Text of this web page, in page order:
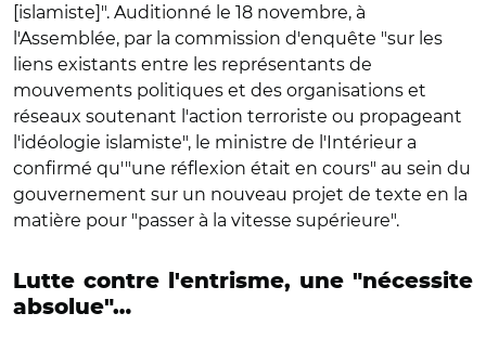
[islamiste]". Auditionné le 18 novembre, à
l'Assemblée, par la commission d'enquête "sur les
liens existants entre les représentants de
mouvements politiques et des organisations et
réseaux soutenant l'action terroriste ou propageant
l'idéologie islamiste", le ministre de l'Intérieur a
confirmé qu'"une réflexion était en cours" au sein du
gouvernement sur un nouveau projet de texte en la
matière pour "passer à la vitesse supérieure".
Lutte contre l'entrisme, une "nécessite
absolue"…